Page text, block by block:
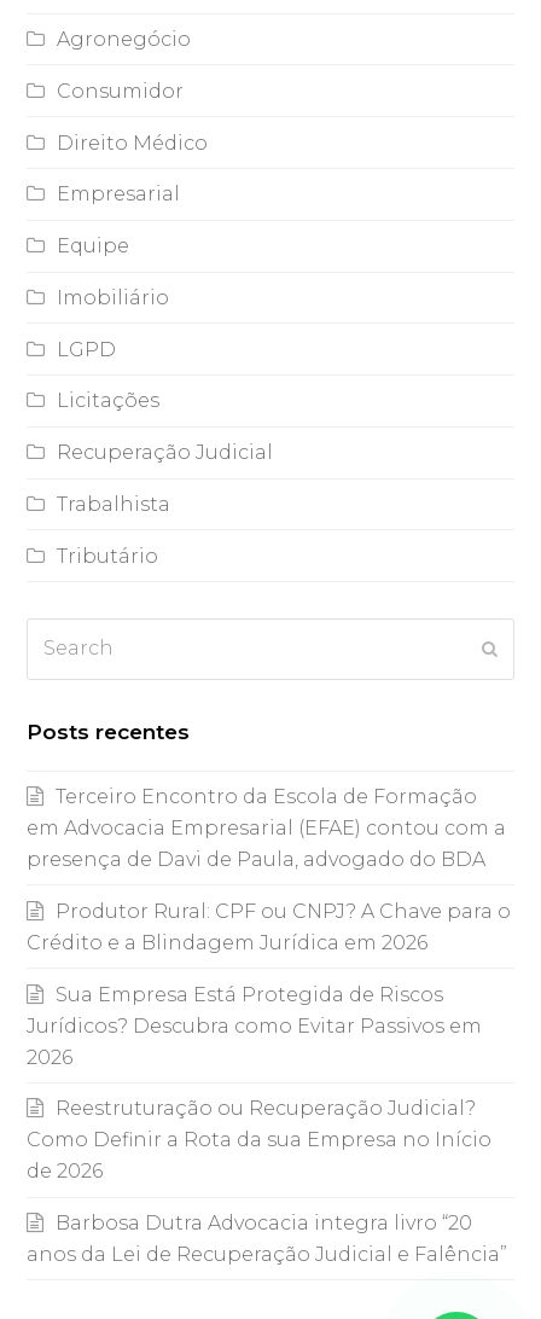
Agronegócio
Consumidor
Direito Médico
Empresarial
Equipe
Imobiliário
LGPD
Licitações
Recuperação Judicial
Trabalhista
Tributário
Posts recentes
Terceiro Encontro da Escola de Formação
em Advocacia Empresarial (EFAE) contou com a
presença de Davi de Paula, advogado do BDA
Produtor Rural: CPF ou CNPJ? A Chave para o
Crédito e a Blindagem Jurídica em 2026
Sua Empresa Está Protegida de Riscos
Jurídicos? Descubra como Evitar Passivos em
2026
Reestruturação ou Recuperação Judicial?
Como Definir a Rota da sua Empresa no Início
de 2026
Barbosa Dutra Advocacia integra livro “20
anos da Lei de Recuperação Judicial e Falência”